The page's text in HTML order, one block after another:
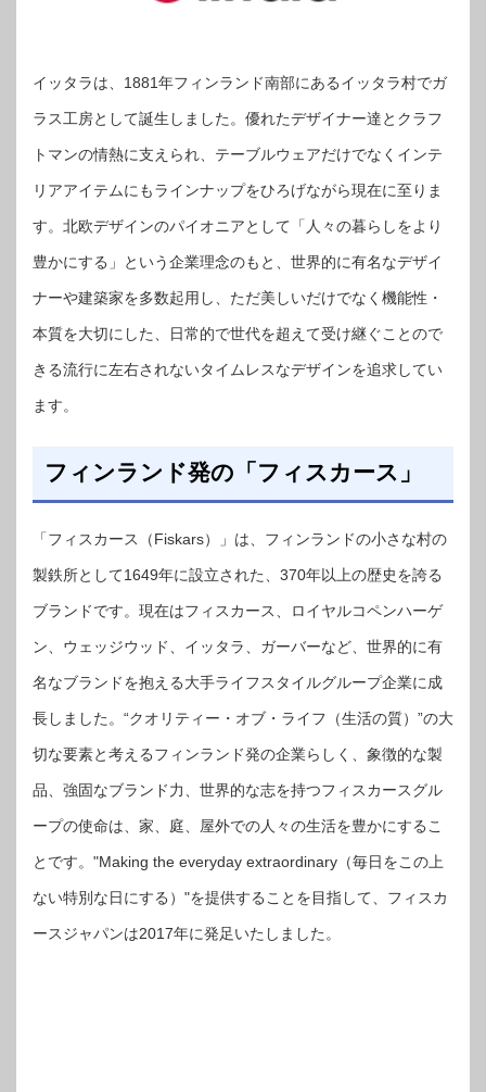
イッタラは、1881年フィンランド南部にあるイッタラ村でガ
ラス工房として誕生しました。優れたデザイナー達とクラフ
トマンの情熱に支えられ、テーブルウェアだけでなくインテ
リアアイテムにもラインナップをひろげながら現在に至りま
す。北欧デザインのパイオニアとして「人々の暮らしをより
豊かにする」という企業理念のもと、世界的に有名なデザイ
ナーや建築家を多数起用し、ただ美しいだけでなく機能性・
本質を大切にした、日常的で世代を超えて受け継ぐことので
きる流行に左右されないタイムレスなデザインを追求してい
ます。
フィンランド発の「フィスカース」
「フィスカース（Fiskars）」は、フィンランドの小さな村の
製鉄所として1649年に設立された、370年以上の歴史を誇る
ブランドです。現在はフィスカース、ロイヤルコペンハーゲ
ン、ウェッジウッド、イッタラ、ガーバーなど、世界的に有
名なブランドを抱える大手ライフスタイルグループ企業に成
長しました。“クオリティー・オブ・ライフ（生活の質）”の大
切な要素と考えるフィンランド発の企業らしく、象徴的な製
品、強固なブランド力、世界的な志を持つフィスカースグル
ープの使命は、家、庭、屋外での人々の生活を豊かにするこ
とです。"Making the everyday extraordinary（毎日をこの上
ない特別な日にする）"を提供することを目指して、フィスカ
ースジャパンは2017年に発足いたしました。